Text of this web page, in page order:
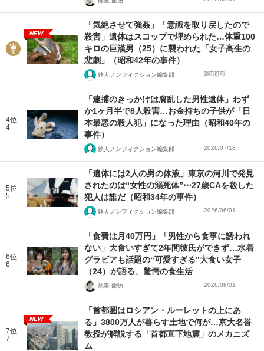
NEW
「気絶させて強姦」「意識を取り戻したので
殺害」遺体はスコップで埋められた…体重100
キロの巨漢男（25）に襲われた「女子高生の
悲劇」（昭和42年の事件）
鉄人ノンフィクション編集部 3時間前
4位
4
「逮捕のきっかけは腐乱した男性遺体」わず
か1ヶ月半で8人殺害…お金持ちの子供が「日
本最悪の殺人犯」になった理由（昭和40年の
事件）
鉄人ノンフィクション編集部 2026/07/18
5位
5
「遺体には2人の男の体液」東京の河川で発見
されたのは“女性の溺死体”⋯27歳CAを殺した
犯人は誰だ（昭和34年の事件）
鉄人ノンフィクション編集部 2026/06/01
6位
6
「食費は月40万円」「男性から食事に誘われ
ない」大食いすぎて2年間彼氏ができず…水着
グラビアも話題の“可愛すぎる”大食い女子
（24）が語る、驚愕の食生活
徳重 龍徳 2026/08/01
7位
7
NEW
「首都圏はロシアン・ルーレットの上にあ
る」3800万人が暮らす土地で何が…京大名誉
教授が解説する「首都直下地震」のメカニズ
ム